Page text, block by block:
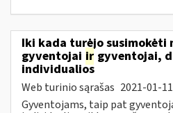
Iki kada turėjo susimokėti
gyventojai ir gyventojai,
individualios
Web turinio sąrašas 2021-01-11
Gyventojams, taip pat